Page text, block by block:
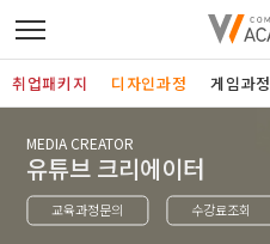
디자인정규과정
디자인단과과정
취업패키지 디자인과정 게임과정
MEDIA CREATOR
유튜브 크리에이터
교육과정문의 수강료조회